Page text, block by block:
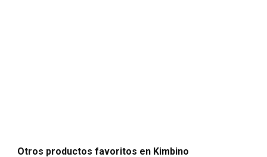
Otros productos favoritos en Kimbino